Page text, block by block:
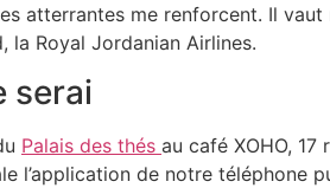
atterrantes me renforcent. Il
la Royal Jordanian Airlines.
serai
Palais des thés au café XOHO,
l’application de notre téléphone